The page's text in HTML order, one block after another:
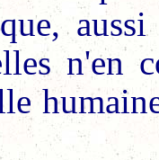
n'en